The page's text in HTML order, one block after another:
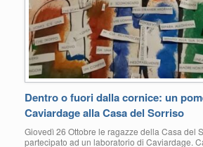
Dentro o fuori dalla cornice: un
Caviardage alla Casa del Sorriso
Giovedì 26 Ottobre le ragazze della Casa del
partecipato ad un laboratorio di Caviardage.